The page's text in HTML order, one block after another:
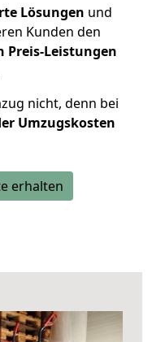
Lösungen und
Kunden den
Preis-Leistungen
nicht, denn bei
Umzugskosten
erhalten